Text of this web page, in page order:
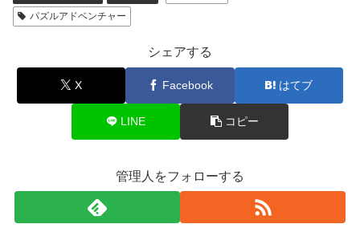
パズルアドベンチャー
シェアする
X Facebook はてブ
LINE コピー
管理人をフォローする